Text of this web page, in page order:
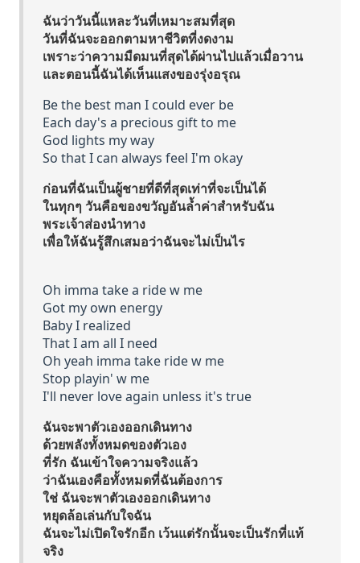
ฉันว่าวันนี้แหละวันที่เหมาะสมที่สุด
วันที่ฉันจะออกตามหาชีวิตที่งดงาม
เพราะว่าความมืดมนที่สุดได้ผ่านไปแล้วเมื่อวาน
และตอนนี้ฉันได้เห็นแสงของรุ่งอรุณ
Be the best man I could ever be
Each day's a precious gift to me
God lights my way
So that I can always feel I'm okay
ก่อนที่ฉันเป็นผู้ชายที่ดีที่สุดเท่าที่จะเป็นได้
ในทุกๆ วันคือของขวัญอันล้ำค่าสำหรับฉัน
พระเจ้าส่องนำทาง
เพื่อให้ฉันรู้สึกเสมอว่าฉันจะไม่เป็นไร
Oh imma take a ride w me
Got my own energy
Baby I realized
That I am all I need
Oh yeah imma take ride w me
Stop playin' w me
I'll never love again unless it's true
ฉันจะพาตัวเองออกเดินทาง
ด้วยพลังทั้งหมดของตัวเอง
ที่รัก ฉันเข้าใจความจริงแล้ว
ว่าฉันเองคือทั้งหมดที่ฉันต้องการ
ใช่ ฉันจะพาตัวเองออกเดินทาง
หยุดล้อเล่นกับใจฉัน
ฉันจะไม่เปิดใจรักอีก เว้นแต่รักนั้นจะเป็นรักที่แท้
จริง